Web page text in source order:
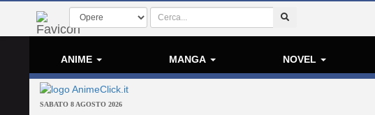
ANIME MANGA NOVEL
SABATO 8 AGOSTO 2026